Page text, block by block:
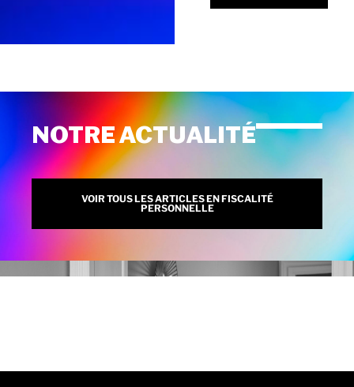
NOTRE ACTUALITÉ
VOIR TOUS LES ARTICLES EN FISCALITÉ
PERSONNELLE